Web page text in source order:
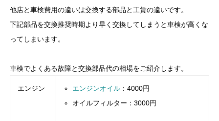
他店と車検費用の違いは交換する部品と工賃の違いです。
下記部品を交換推奨時期より早く交換してしまうと車検が高くな
ってしまいます。
車検でよくある故障と交換部品代の相場をご紹介します。
エンジン エンジンオイル ：4000円
オイルフィルター：3000円